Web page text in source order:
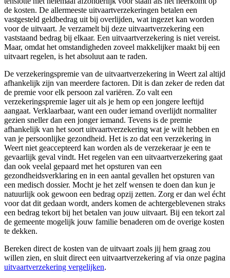
de kosten. De allermeeste uitvaartverzekeringen betalen een
vastgesteld geldbedrag uit bij overlijden, wat ingezet kan worden
voor de uitvaart. Je verzamelt bij deze uitvaartverzekering een
vaststaand bedrag bij elkaar. Een uitvaartverzekering is niet vereist.
Maar, omdat het omstandigheden zoveel makkelijker maakt bij een
uitvaart regelen, is het absoluut aan te raden.
De verzekeringspremie van de uitvaartverzekering in Weert zal altijd
afhankelijk zijn van meerdere factoren. Dit is dan zeker de reden dat
de premie voor elk persoon zal variëren. Zo valt een
verzekeringspremie lager uit als je hem op een jongere leeftijd
aangaat. Verklaarbaar, want een ouder iemand overlijdt normaliter
gezien sneller dan een jonger iemand. Tevens is de premie
afhankelijk van het soort uitvaartverzekering wat je wilt hebben en
van je persoonlijke gezondheid. Het is zo dat een verzekering in
Weert niet geaccepteerd kan worden als de verzekeraar je een te
gevaarlijk geval vindt. Het regelen van een uitvaartverzekering gaat
dan ook veelal gepaard met het opsturen van een
gezondheidsverklaring en in een aantal gevallen het opsturen van
een medisch dossier. Mocht je het zelf wensen te doen dan kun je
natuurlijk ook gewoon een bedrag opzij zetten. Zorg er dan wel écht
voor dat dit gedaan wordt, anders komen de achtergeblevenen straks
een bedrag tekort bij het betalen van jouw uitvaart. Bij een tekort zal
de gemeente mogelijk jouw familie benaderen om de overige kosten
te dekken.
Bereken direct de kosten van de uitvaart zoals jij hem graag zou
willen zien, en sluit direct een uitvaartverzekering af via onze pagina
uitvaartverzekering vergelijken.